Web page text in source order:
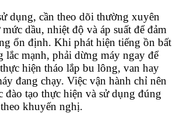
dụng, cần theo dõi thường xuyên
dầu, nhiệt độ và áp suất để đảm
ổn định. Khi phát hiện tiếng ồn bất
lắc mạnh, phải dừng máy ngay để
hiện tháo lắp bu lông, van hay
đang chạy. Việc vận hành chỉ nên
đào tạo thực hiện và sử dụng đúng
khuyến nghị.